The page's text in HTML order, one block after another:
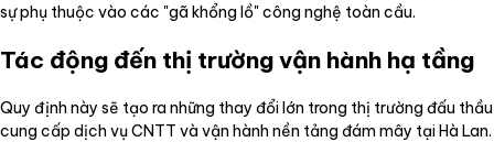
sự phụ thuộc vào các "gã khổng lồ" công nghệ toàn cầu.
Tác động đến thị trường vận hành hạ tầng
Quy định này sẽ tạo ra những thay đổi lớn trong thị trường đấu thầu
cung cấp dịch vụ CNTT và vận hành nền tảng đám mây tại Hà Lan.